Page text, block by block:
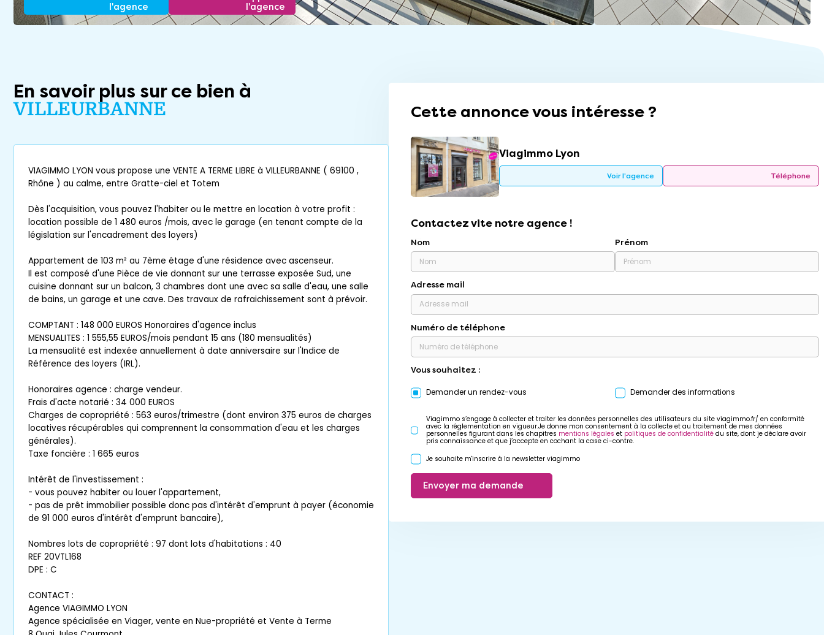
l'agence
l'agence
En savoir plus sur ce bien à
VILLEURBANNE
VIAGIMMO LYON vous propose une VENTE A TERME LIBRE à VILLEURBANNE ( 69100 ,
Rhône ) au calme, entre Gratte-ciel et Totem
Dès l'acquisition, vous pouvez l'habiter ou le mettre en location à votre profit :
location possible de 1 480 euros /mois, avec le garage (en tenant compte de la
législation sur l'encadrement des loyers)
Appartement de 103 m² au 7ème étage d'une résidence avec ascenseur.
Il est composé d'une Pièce de vie donnant sur une terrasse exposée Sud, une
cuisine donnant sur un balcon, 3 chambres dont une avec sa salle d'eau, une salle
de bains, un garage et une cave. Des travaux de rafraichissement sont à prévoir.
COMPTANT : 148 000 EUROS Honoraires d'agence inclus
MENSUALITES : 1 555,55 EUROS/mois pendant 15 ans (180 mensualités)
La mensualité est indexée annuellement à date anniversaire sur l'Indice de
Référence des loyers (IRL).
Honoraires agence : charge vendeur.
Frais d'acte notarié : 34 000 EUROS
Charges de copropriété : 563 euros/trimestre (dont environ 375 euros de charges
locatives récupérables qui comprennent la consommation d'eau et les charges
générales).
Taxe foncière : 1 665 euros
Intérêt de l'investissement :
- vous pouvez habiter ou louer l'appartement,
- pas de prêt immobilier possible donc pas d'intérêt d'emprunt à payer (économie
de 91 000 euros d'intérêt d'emprunt bancaire),
Nombres lots de copropriété : 97 dont lots d'habitations : 40
REF 20VTL168
DPE : C
CONTACT :
Agence VIAGIMMO LYON
Agence spécialisée en Viager, vente en Nue-propriété et Vente à Terme
Cette annonce vous intéresse ?
Viagimmo Lyon
Voir l'agence Téléphone
Contactez vite notre agence !
Nom Prénom
Adresse mail
Numéro de téléphone
Vous souhaitez :
Demander un rendez-vous Demander des informations
Viagimmo s’engage à collecter et traiter les données personnelles des utilisateurs du site viagimmo.fr/ en conformité
avec la réglementation en vigueur.Je donne mon consentement à la collecte et au traitement de mes données
personnelles figurant dans les chapitres mentions légales et politiques de confidentialité du site, dont je déclare avoir
pris connaissance et que j’accepte en cochant la case ci-contre.
Je souhaite m'inscrire à la newsletter viagimmo
Envoyer ma demande